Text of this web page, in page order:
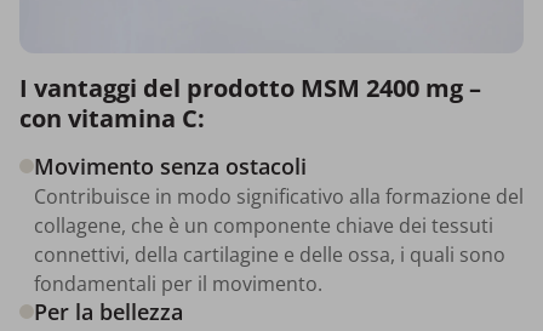
I vantaggi del prodotto MSM 2400 mg –
con vitamina C:
Movimento senza ostacoli
Contribuisce in modo significativo alla formazione del
collagene, che è un componente chiave dei tessuti
connettivi, della cartilagine e delle ossa, i quali sono
fondamentali per il movimento.
Per la bellezza